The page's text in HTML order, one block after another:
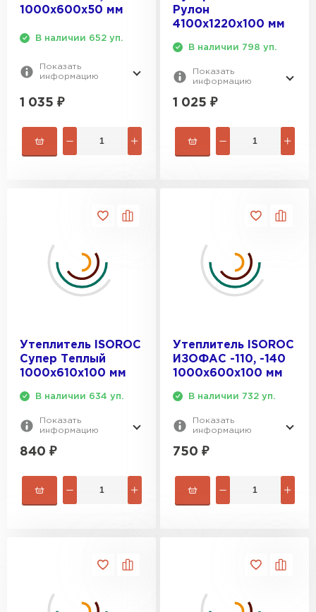
1000х600х50 мм
В наличии 652 уп.
Показать
информацию
1 035 ₽
Рулон
4100х1220х100 мм
В наличии 798 уп.
Показать
информацию
1 025 ₽
Утеплитель ISOROC
Супер Теплый
1000х610х100 мм
В наличии 634 уп.
Показать
информацию
840 ₽
Утеплитель ISOROC
ИЗОФАС -110, -140
1000х600х100 мм
В наличии 732 уп.
Показать
информацию
750 ₽
Утеплитель Rockwool
Утеплитель Технониколь
ПЕРЕЙТИ
Утеплитель Юматекс Термо
Гипсокартон
Утеплитель Неман
ПЕРЕЙТИ